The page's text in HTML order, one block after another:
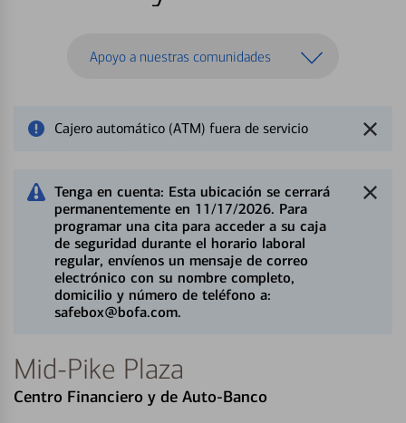
Apoyo a nuestras comunidades
Cajero automático (ATM) fuera de servicio
Tenga en cuenta: Esta ubicación se cerrará
permanentemente en 11/17/2026. Para
programar una cita para acceder a su caja
de seguridad durante el horario laboral
regular, envíenos un mensaje de correo
electrónico con su nombre completo,
domicilio y número de teléfono a:
safebox@bofa.com.
Mid-Pike Plaza
Centro Financiero y de Auto-Banco